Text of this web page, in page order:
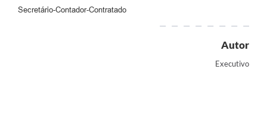
Secretário-Contador-Contratado
Autor
Executivo